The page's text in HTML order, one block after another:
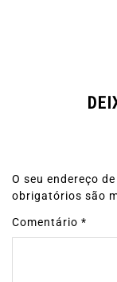
O seu endereço
obrigatórios são
Comentário *